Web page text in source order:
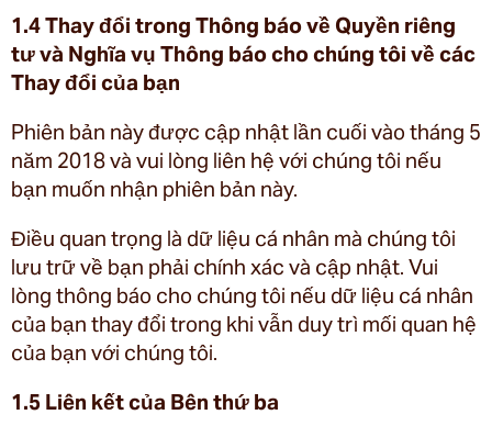
1.4 Thay đổi trong Thông báo về Quyền riêng
tư và Nghĩa vụ Thông báo cho chúng tôi về các
Thay đổi của bạn
Phiên bản này được cập nhật lần cuối vào tháng 5
năm 2018 và vui lòng liên hệ với chúng tôi nếu
bạn muốn nhận phiên bản này.
Điều quan trọng là dữ liệu cá nhân mà chúng tôi
lưu trữ về bạn phải chính xác và cập nhật. Vui
lòng thông báo cho chúng tôi nếu dữ liệu cá nhân
của bạn thay đổi trong khi vẫn duy trì mối quan hệ
của bạn với chúng tôi.
1.5 Liên kết của Bên thứ ba